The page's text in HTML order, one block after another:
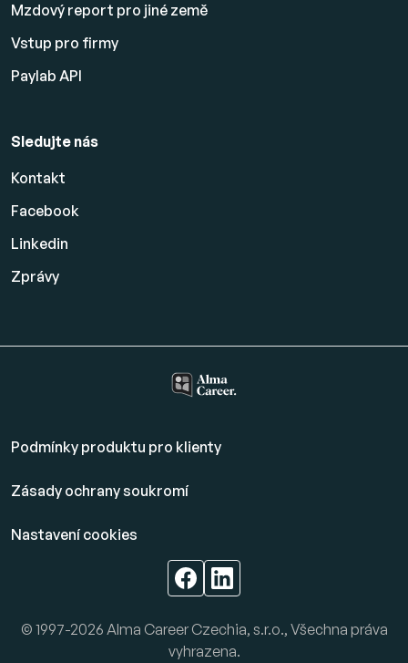
Mzdový report pro jiné země
Vstup pro firmy
Paylab API
Sledujte nás
Kontakt
Facebook
Linkedin
Zprávy
Podmínky produktu pro klienty
Zásady ochrany soukromí
Nastavení cookies
© 1997-2026 Alma Career Czechia, s.r.o., Všechna práva
vyhrazena.